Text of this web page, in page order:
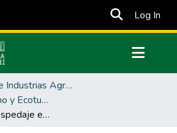
Log In
Facultad de Industrias Agropecuarias y Ciencias Ambientales
Carrera de Turismo y Ecoturimo
“El servicio de hospedaje en los hoteles de la ciudad de Tulcán para la satisfacción del turista desde Enero del 2014 a Julio del 2014